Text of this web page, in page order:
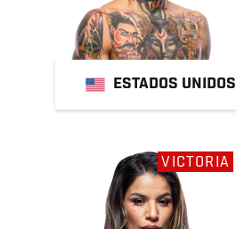
ESTADOS UNIDOS
VICTORIA